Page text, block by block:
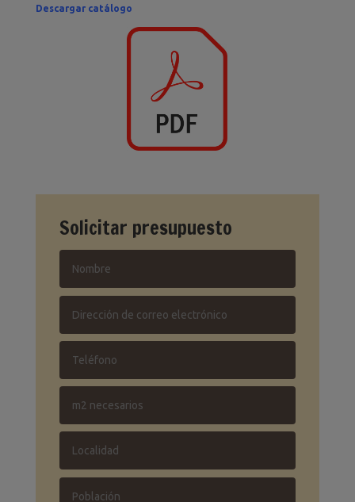
Descargar catálogo
Solicitar presupuesto